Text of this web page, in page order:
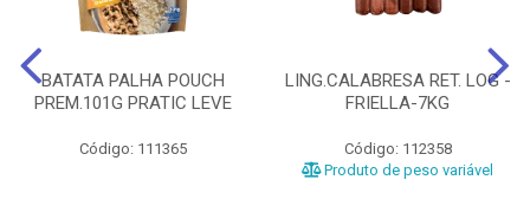
BATATA PALHA POUCH
PREM.101G PRATIC LEVE
Código: 111365
LING.CALABRESA RET. LOG -
FRIELLA-7KG
Código: 112358
Produto de peso variável